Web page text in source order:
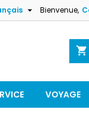
Bienvenue,

shopping_cart
VOYAGE